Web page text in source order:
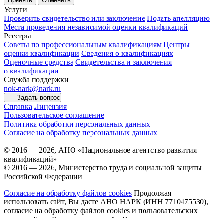
Услуги
Проверить свидетельство или заключение Подать апелляцию
Места проведения независимой оценки квалификаций
Реестры
Советы по профессиональным квалификациям Центры
оценки квалификации Сведения о квалификациях
Оценочные средства Свидетельства и заключения
о квалификации
Служба поддержки
nok-nark@nark.ru
Задать вопрос
Справка Лицензия
Пользовательское соглашение
Политика обработки персональных данных
Согласие на обработку персональных данных
© 2016 — 2026, АНО «Национальное агентство развития
квалификаций»
© 2016 — 2026, Министерство труда и социальной защиты
Российской Федерации
Согласие на обработку файлов cookies Продолжая
использовать сайт, Вы даете АНО НАРК (ИНН 7710475530),
согласие на обработку файлов cookies и пользовательских